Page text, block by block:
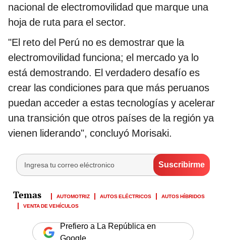
nacional de electromovilidad que marque una
hoja de ruta para el sector.
"El reto del Perú no es demostrar que la
electromovilidad funciona; el mercado ya lo
está demostrando. El verdadero desafío es
crear las condiciones para que más peruanos
puedan acceder a estas tecnologías y acelerar
una transición que otros países de la región ya
vienen liderando", concluyó Morisaki.
AUTOMOTRIZ AUTOS ELÉCTRICOS
AUTOS HÍBRIDOS
VENTA DE VEHÍCULOS
Prefiero a La República en